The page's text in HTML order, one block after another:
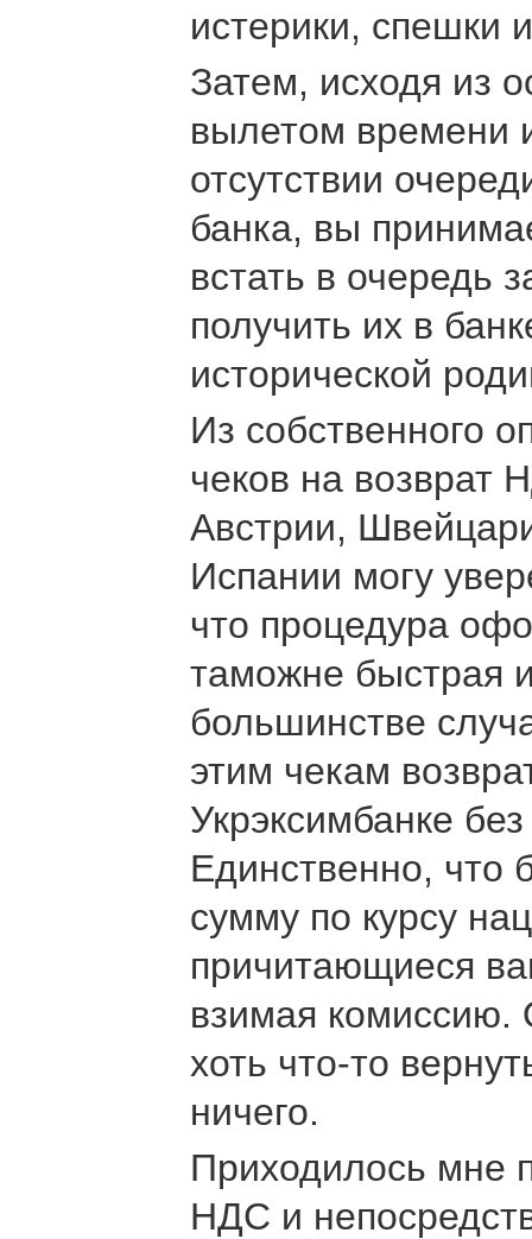
истерики, спешки
Затем, исходя из
вылетом времени
отсутствии
банка, вы
встать в очередь
получить их в
исторической
Из собственного
чеков на возврат
Австрии,
Испании могу
что процедура
таможне быстрая
большинстве
этим чекам
Укрэксимбанке
Единственно, что
сумму по курсу
причитающиеся
взимая
хоть что-то
ничего.
Приходилось мне
НДС и